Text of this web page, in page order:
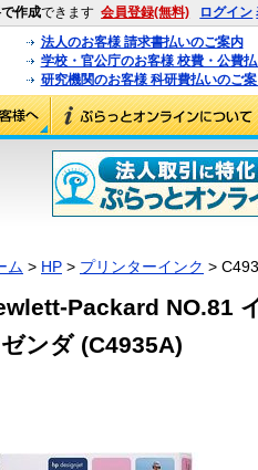
作成できます 会員登録(無料) ログイン
法人のお客様 請求書払いのご案内
学校・官公庁のお客様 校費・公費
研究機関のお客様 科研費払いのご
ム > HP > プリンターインク >
Packard NO.81
ンダ (C4935A)